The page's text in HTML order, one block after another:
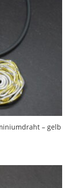
– gelb